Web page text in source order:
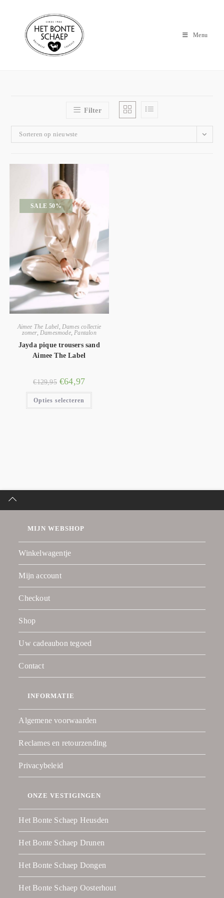
Menu
Filter
Sorteren op nieuwste
SALE 50%
Aimee The Label Dames collectie
zomer, Damesmode, Pantalon
Jayda pique trousers sand
Aimee The Label
€129,95 €64,97
Opties selecteren
MIJN WEBSHOP
Winkelwagentje
Mijn account
Checkout
Shop
Uw cadeaubon tegoed
Contact
INFORMATIE
Algemene voorwaarden
Reclames en retourzending
Privacybeleid
ONZE VESTIGINGEN
Het Bonte Schaep Heusden
Het Bonte Schaep Drunen
Het Bonte Schaep Dongen
Het Bonte Schaep Oosterhout